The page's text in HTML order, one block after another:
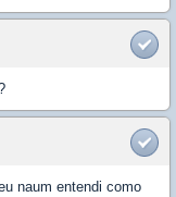
naum entendi como